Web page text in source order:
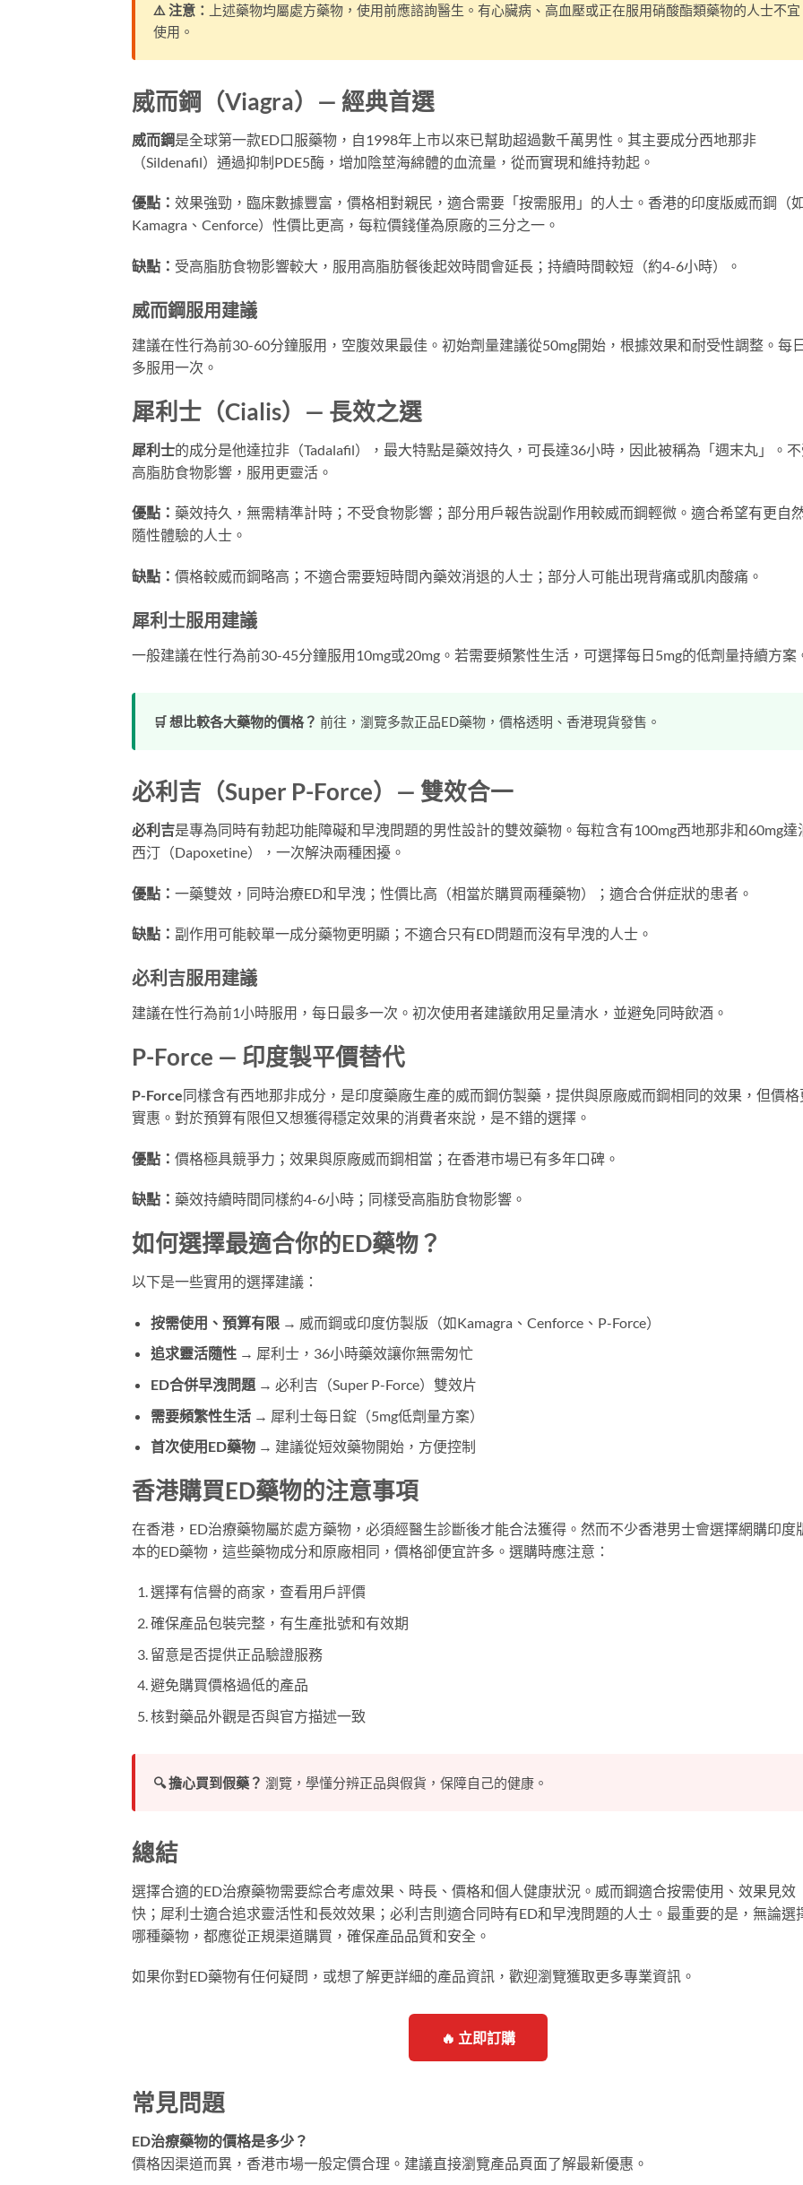
⚠️ 注意：
上述藥物均屬處方藥物，使用前應諮詢醫生。有心臟病、高血壓或正在服用硝酸酯類藥物的人士不宜
使用。
威而鋼（Viagra）— 經典首選
威而鋼是全球第一款ED口服藥物，自1998年上市以來已幫助超過數千萬男性。其主要成分西地那非
（Sildenafil）通過抑制PDE5酶，增加陰莖海綿體的血流量，從而實現和維持勃起。
優點： 效果強勁，臨床數據豐富，價格相對親民，適合需要「按需服用」的人士。香港的印度版威而鋼（
Kamagra、Cenforce）性價比更高，每粒價錢僅為原廠的三分之一。
缺點： 受高脂肪食物影響較大，服用高脂肪餐後起效時間會延長；持續時間較短（約4-6小時）。
威而鋼服用建議
建議在性行為前30-60分鐘服用，空腹效果最佳。初始劑量建議從50mg開始，根據效果和耐受性調整。每
多服用一次。
犀利士（Cialis）— 長效之選
犀利士的成分是他達拉非（Tadalafil），最大特點是藥效持久，可長達36小時，因此被稱為「週末丸」。
高脂肪食物影響，服用更靈活。
優點： 藥效持久，無需精準計時；不受食物影響；部分用戶報告說副作用較威而鋼輕微。適合希望有更自
隨性體驗的人士。
缺點： 價格較威而鋼略高；不適合需要短時間內藥效消退的人士；部分人可能出現背痛或肌肉酸痛。
犀利士服用建議
一般建議在性行為前30-45分鐘服用10mg或20mg。若需要頻繁性生活，可選擇每日5mg的低劑量持續方案
🛒 想比較各大藥物的價格？ 前往，瀏覽多款正品ED藥物，價格透明、香港現貨發售。
必利吉（Super P-Force）— 雙效合一
必利吉是專為同時有勃起功能障礙和早洩問題的男性設計的雙效藥物。每粒含有100mg西地那非和60mg達
西汀（Dapoxetine），一次解決兩種困擾。
優點： 一藥雙效，同時治療ED和早洩；性價比高（相當於購買兩種藥物）；適合合併症狀的患者。
缺點： 副作用可能較單一成分藥物更明顯；不適合只有ED問題而沒有早洩的人士。
必利吉服用建議
建議在性行為前1小時服用，每日最多一次。初次使用者建議飲用足量清水，並避免同時飲酒。
P-Force — 印度製平價替代
P-Force同樣含有西地那非成分，是印度藥廠生產的威而鋼仿製藥，提供與原廠威而鋼相同的效果，但價格
實惠。對於預算有限但又想獲得穩定效果的消費者來說，是不錯的選擇。
優點： 價格極具競爭力；效果與原廠威而鋼相當；在香港市場已有多年口碑。
缺點： 藥效持續時間同樣約4-6小時；同樣受高脂肪食物影響。
如何選擇最適合你的ED藥物？
以下是一些實用的選擇建議：
按需使用、預算有限→ 威而鋼或印度仿製版（如Kamagra、Cenforce、P-Force）
追求靈活隨性→ 犀利士，36小時藥效讓你無需匆忙
ED合併早洩問題→ 必利吉（Super P-Force）雙效片
需要頻繁性生活→ 犀利士每日錠（5mg低劑量方案）
首次使用ED藥物→ 建議從短效藥物開始，方便控制
香港購買ED藥物的注意事項
在香港，ED治療藥物屬於處方藥物，必須經醫生診斷後才能合法獲得。然而不少香港男士會選擇網購印度
本的ED藥物，這些藥物成分和原廠相同，價格卻便宜許多。選購時應注意：
選擇有信譽的商家，查看用戶評價
確保產品包裝完整，有生產批號和有效期
留意是否提供正品驗證服務
避免購買價格過低的產品
核對藥品外觀是否與官方描述一致
🔍 擔心買到假藥？ 瀏覽，學懂分辨正品與假貨，保障自己的健康。
總結
選擇合適的ED治療藥物需要綜合考慮效果、時長、價格和個人健康狀況。威而鋼適合按需使用、效果見效
快；犀利士適合追求靈活性和長效效果；必利吉則適合同時有ED和早洩問題的人士。最重要的是，無論選
哪種藥物，都應從正規渠道購買，確保產品品質和安全。
如果你對ED藥物有任何疑問，或想了解更詳細的產品資訊，歡迎瀏覽獲取更多專業資訊。
🔥 立即訂購
常見問題
ED治療藥物的價格是多少？
價格因渠道而異，香港市場一般定價合理。建議直接瀏覽產品頁面了解最新優惠。